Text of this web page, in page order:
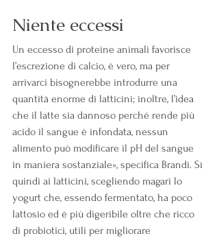
Niente eccessi
Un eccesso di proteine animali favorisce
l’escrezione di calcio, è vero, ma per
arrivarci bisognerebbe introdurre una
quantità enorme di latticini; inoltre, l’idea
che il latte sia dannoso perché rende più
acido il sangue è infondata, nessun
alimento può modificare il pH del sangue
in maniera sostanziale», specifica Brandi. Sì
quindi ai latticini, scegliendo magari lo
yogurt che, essendo fermentato, ha poco
lattosio ed è più digeribile oltre che ricco
di probiotici, utili per migliorare